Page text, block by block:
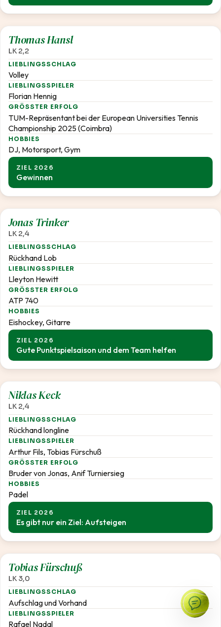
Thomas Hansl
LK 2,2
LIEBLINGSSCHLAG
Volley
LIEBLINGSSPIELER
Florian Hennig
GRÖSSTER ERFOLG
TUM-Repräsentant bei der European Universities Tennis
Championship 2025 (Coimbra)
HOBBIES
DJ, Motorsport, Gym
ZIEL 2026
Gewinnen
Jonas Trinker
LK 2,4
LIEBLINGSSCHLAG
Rückhand Lob
LIEBLINGSSPIELER
Lleyton Hewitt
GRÖSSTER ERFOLG
ATP 740
HOBBIES
Eishockey, Gitarre
ZIEL 2026
Gute Punktspielsaison und dem Team helfen
Niklas Keck
LK 2,4
LIEBLINGSSCHLAG
Rückhand longline
LIEBLINGSSPIELER
Arthur Fils, Tobias Fürschuß
GRÖSSTER ERFOLG
Bruder von Jonas, Anif Turniersieg
HOBBIES
Padel
ZIEL 2026
Es gibt nur ein Ziel: Aufsteigen
Tobias Fürschuß
LK 3,0
LIEBLINGSSCHLAG
Aufschlag und Vorhand
LIEBLINGSSPIELER
Rafael Nadal